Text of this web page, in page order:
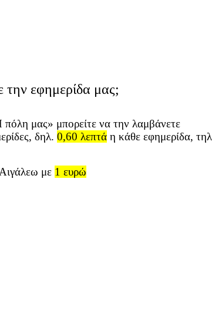
την εφημερίδα μας;
μας» μπορείτε να την λαμβάνετε
δηλ. 0,60 λεπτά η κάθε εφημερίδα, τηλ
με 1 ευρώ